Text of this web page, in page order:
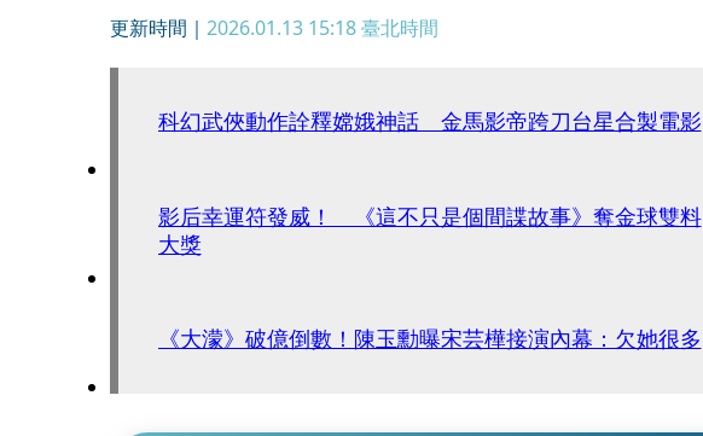
更新時間｜ 2026.01.13 15:18臺北時間
科幻武俠動作詮釋嫦娥神話 金馬影帝跨刀台星合製電影
影后幸運符發威！ 《這不只是個間諜故事》奪金球雙料
大獎
《大濛》破億倒數！陳玉勳曝宋芸樺接演內幕：欠她很多